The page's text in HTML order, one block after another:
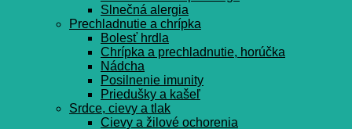
Slnečná alergia
Prechladnutie a chrípka
Bolesť hrdla
Chrípka a prechladnutie, horúčka
Nádcha
Posilnenie imunity
Priedušky a kašeľ
Srdce, cievy a tlak
Cievy a žilové ochorenia